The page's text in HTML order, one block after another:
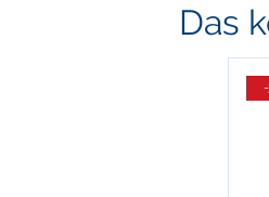
Das